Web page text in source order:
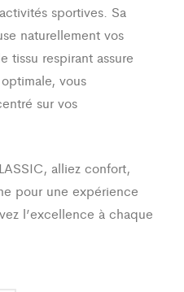
sportives. Sa
naturellement vos
tissu respirant assure
vous
sur vos
alliez confort,
pour une expérience
l’excellence à chaque